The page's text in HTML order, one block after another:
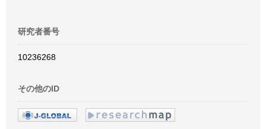
研究者番号
10236268
その他のID